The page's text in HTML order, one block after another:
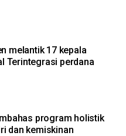
melantik 17 kepala
Terintegrasi perdana
program holistik
dan kemiskinan